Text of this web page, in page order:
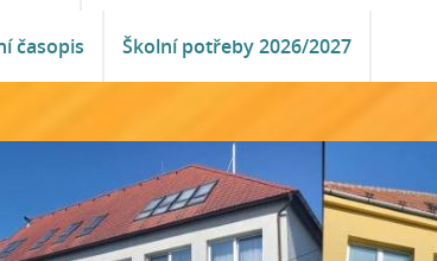
časopis Školní potřeby 2026/2027